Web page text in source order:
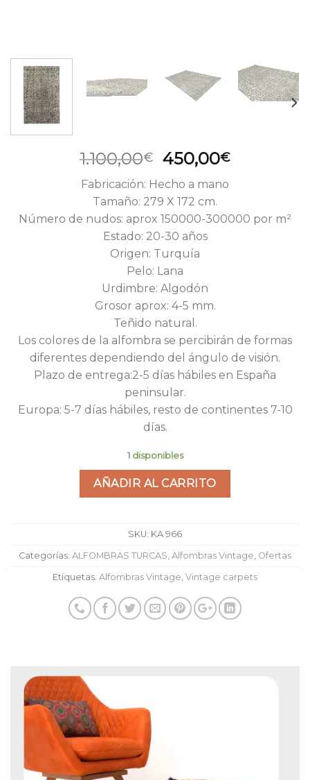
1.100,00€
El
precio
original
era:
1.100,00€.
450,00€El
450,00€.
Fabricación: Hecho a mano
Tamaño: 279 X 172 cm.
Número de nudos: aprox 150000-300000 por m²
Estado: 20-30 años
Origen: Turquía
Pelo: Lana
Urdimbre: Algodón
Grosor aprox: 4-5 mm.
Teñido natural.
Los colores de la alfombra se percibirán de formas
diferentes dependiendo del ángulo de visión.
Plazo de entrega:2-5 días hábiles en España
peninsular.
Europa: 5-7 días hábiles, resto de continentes 7-10
días.
1 disponibles
AÑADIR AL CARRITO
SKU: KA 966
Categorías: ALFOMBRAS TURCAS, Alfombras Vintage, Ofertas
Etiquetas: Alfombras Vintage, Vintage carpets